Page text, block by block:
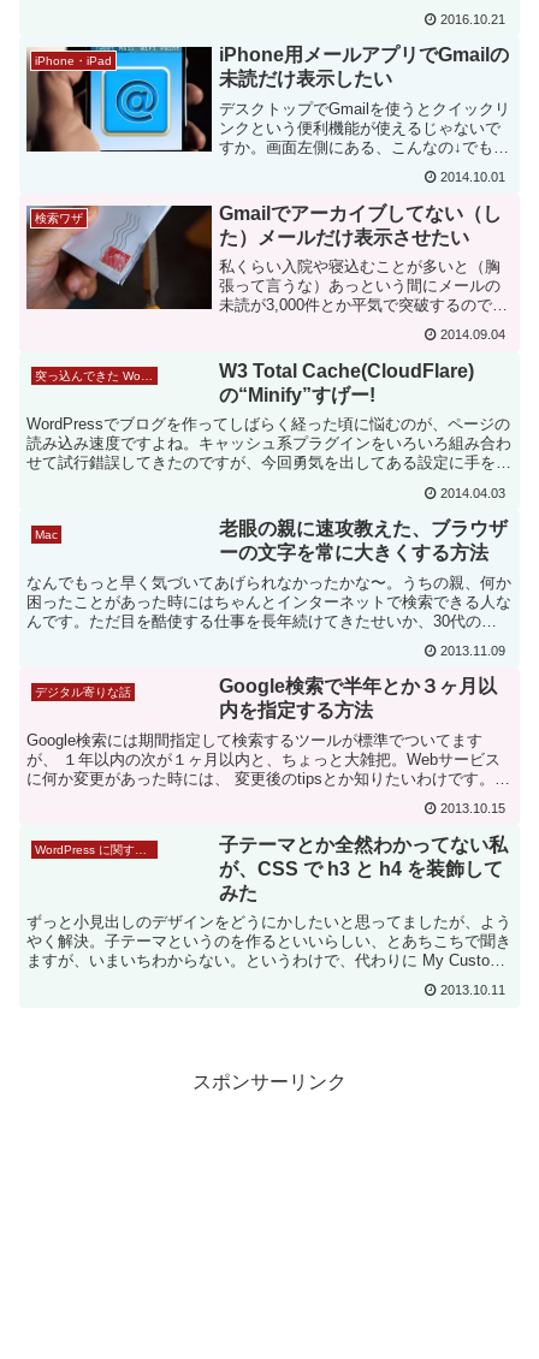
山が大変なことになったりしませんか？
はい、わたしがそうなんです。結局それ
で未読放置になることも多...
2016.10.21
iPhone・iPad
iPhone用メールアプリでGmailの
未読だけ表示したい
デスクトップでGmailを使うとクイックリ
ンクという便利機能が使えるじゃないで
すか。画面左側にある、こんなの↓でも
2014.10.01
検索ワザ
Gmailでアーカイブしてない（し
た）メールだけ表示させたい
私くらい入院や寝込むことが多いと（胸
張って言うな）あっという間にメールの
未読が3,000件とか平気で突破するのです
が、そうなると頼りになるのが「検索演
2014.09.04
突っ込んできた WordPress プラグインの覚え書き
W3 Total Cache(CloudFlare)
の“Minify”すげー!
WordPressでブログを作ってしばらく経った頃に悩むのが、ページの
読み込み速度ですよね。キャッシュ系プラグインをいろいろ組み合わ
せて試行錯誤してきたのですが、今回勇気を出してある設定に手を出
2014.04.03
Mac
老眼の親に速攻教えた、ブラウザ
ーの文字を常に大きくする方法
なんでもっと早く気づいてあげられなかったかな〜。うちの親、何か
困ったことがあった時にはちゃんとインターネットで検索できる人な
んです。ただ目を酷使する仕事を長年続けてきたせいか、30代のう
2013.11.09
デジタル寄りな話
Google検索で半年とか３ヶ月以
内を指定する方法
Google検索には期間指定して検索するツールが標準でついてます
が、 １年以内の次が１ヶ月以内と、ちょっと大雑把。Webサービス
に何か変更があった時には、 変更後のtipsとか知りたいわけです。そ
2013.10.15
WordPress に関するメモ
子テーマとか全然わかってない私
が、CSS で h3 と h4 を装飾して
みた
ずっと小見出しのデザインをどうにかしたいと思ってましたが、よう
やく解決。子テーマというのを作るといいらしい、とあちこちで聞き
ますが、いまいちわからない。というわけで、代わりに My Custom
2013.10.11
スポンサーリンク